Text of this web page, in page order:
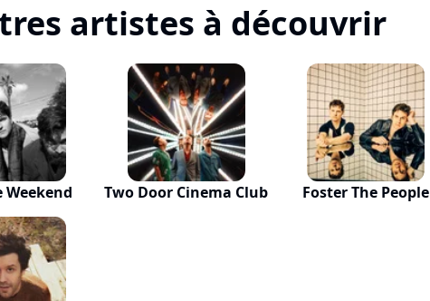
artistes à découvrir
Weekend Two Door Cinema Club Foster The People